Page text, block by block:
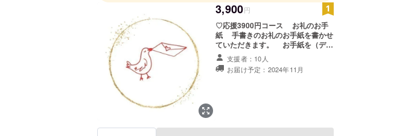
3,900円
♡応援3900円コース お礼のお手
紙 手書きのお礼のお手紙を書かせ
ていただきます。 お手紙を（デー
タにて）メールにてお送りいたしま
す。 お名前とメールアドレスをご
入力お願いします。
支援者：10人
お届け予定：2024年11月